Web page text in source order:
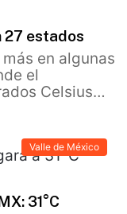
27 estados
en algunas
el
Celsius…
Valle de México
31°C